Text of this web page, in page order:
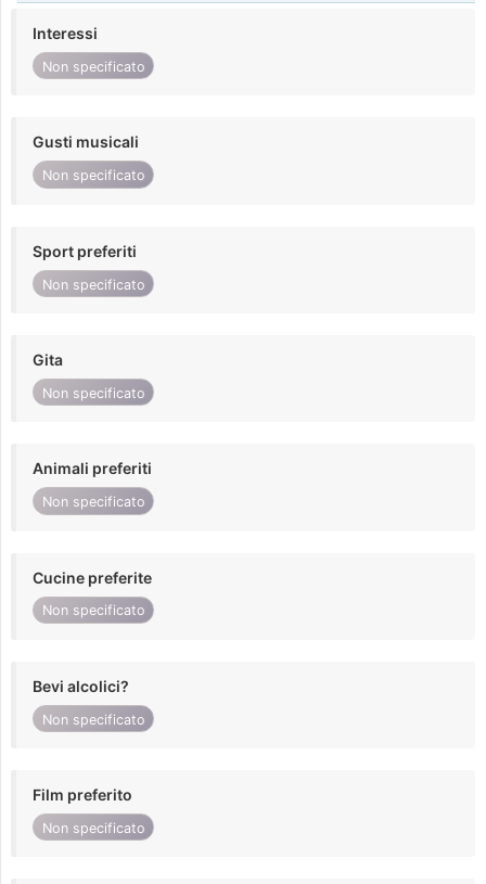
Interessi
Non specificato
Gusti musicali
Non specificato
Sport preferiti
Non specificato
Gita
Non specificato
Animali preferiti
Non specificato
Cucine preferite
Non specificato
Bevi alcolici?
Non specificato
Film preferito
Non specificato